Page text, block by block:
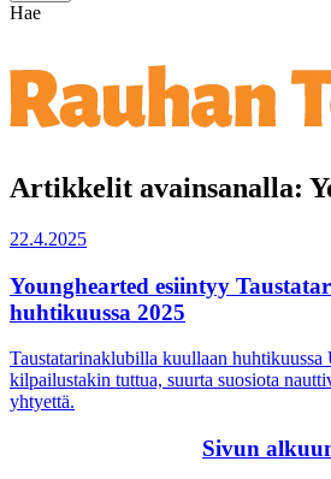
Hae
Artikkelit avainsanalla:
22.4.2025
Younghearted esiintyy
huhtikuussa 2025
Taustatarinaklubilla kuullaan huhtikuussa
kilpailustakin tuttua, suurta suosiota
yhtyettä.
Sivun